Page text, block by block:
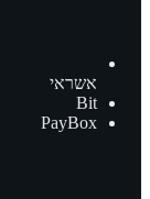
אשראי
Bit
PayBox